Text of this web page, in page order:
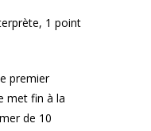
1 point
premier
met fin à la
de 10